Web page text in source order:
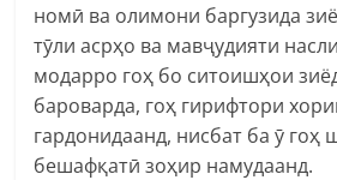
номӣ ва олимони баргузида
тӯли асрҳо ва мавҷудияти
модарро гоҳ бо ситоишҳои
бароварда, гоҳ гирифтори
гардонидаанд, нисбат ба ӯ гоҳ
бешафқатӣ зоҳир намудаанд.